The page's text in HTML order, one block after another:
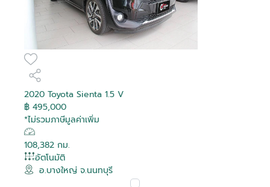
2020 Toyota Sienta 1.5 V
฿ 495,000
*ไม่รวมภาษีมูลค่าเพิ่ม
108,382 กม.
อัตโนมัติ
อ.บางใหญ่ จ.นนทบุรี